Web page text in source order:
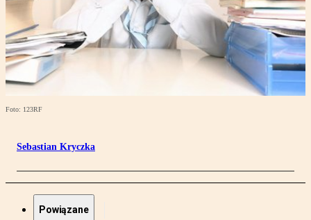
Foto: 123RF
Sebastian Kryczka
Powiązane